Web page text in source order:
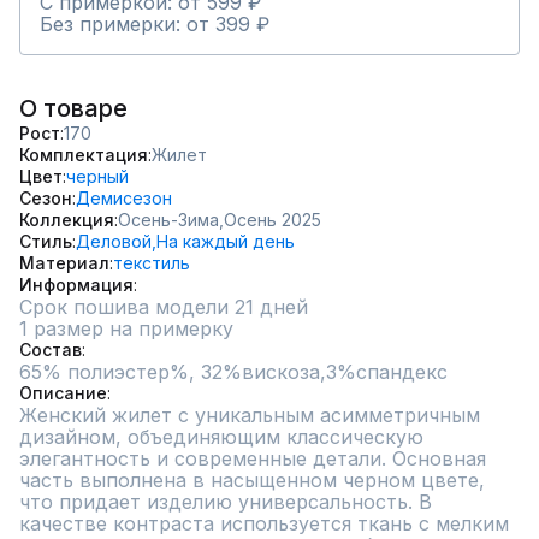
Без примерки: от 399 ₽
О товаре
Рост 170
Комплектация Жилет
Цвет черный
Сезон Демисезон
Коллекция Осень-Зима, Осень 2025
Стиль Деловой, На каждый день
Материал текстиль
Информация
Срок пошива модели 21 дней
1 размер на примерку
Состав
65% полиэстер%, 32%вискоза,3%спандекс
Описание
Женский жилет с уникальным асимметричным
дизайном, объединяющим классическую
элегантность и современные детали. Основная
часть выполнена в насыщенном черном цвете,
что придает изделию универсальность. В
качестве контраста используется ткань с мелким